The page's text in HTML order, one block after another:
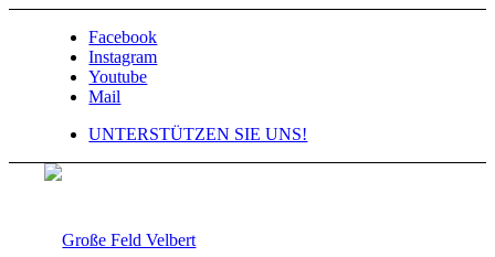
Facebook
Instagram
Youtube
Mail
UNTERSTÜTZEN SIE UNS!